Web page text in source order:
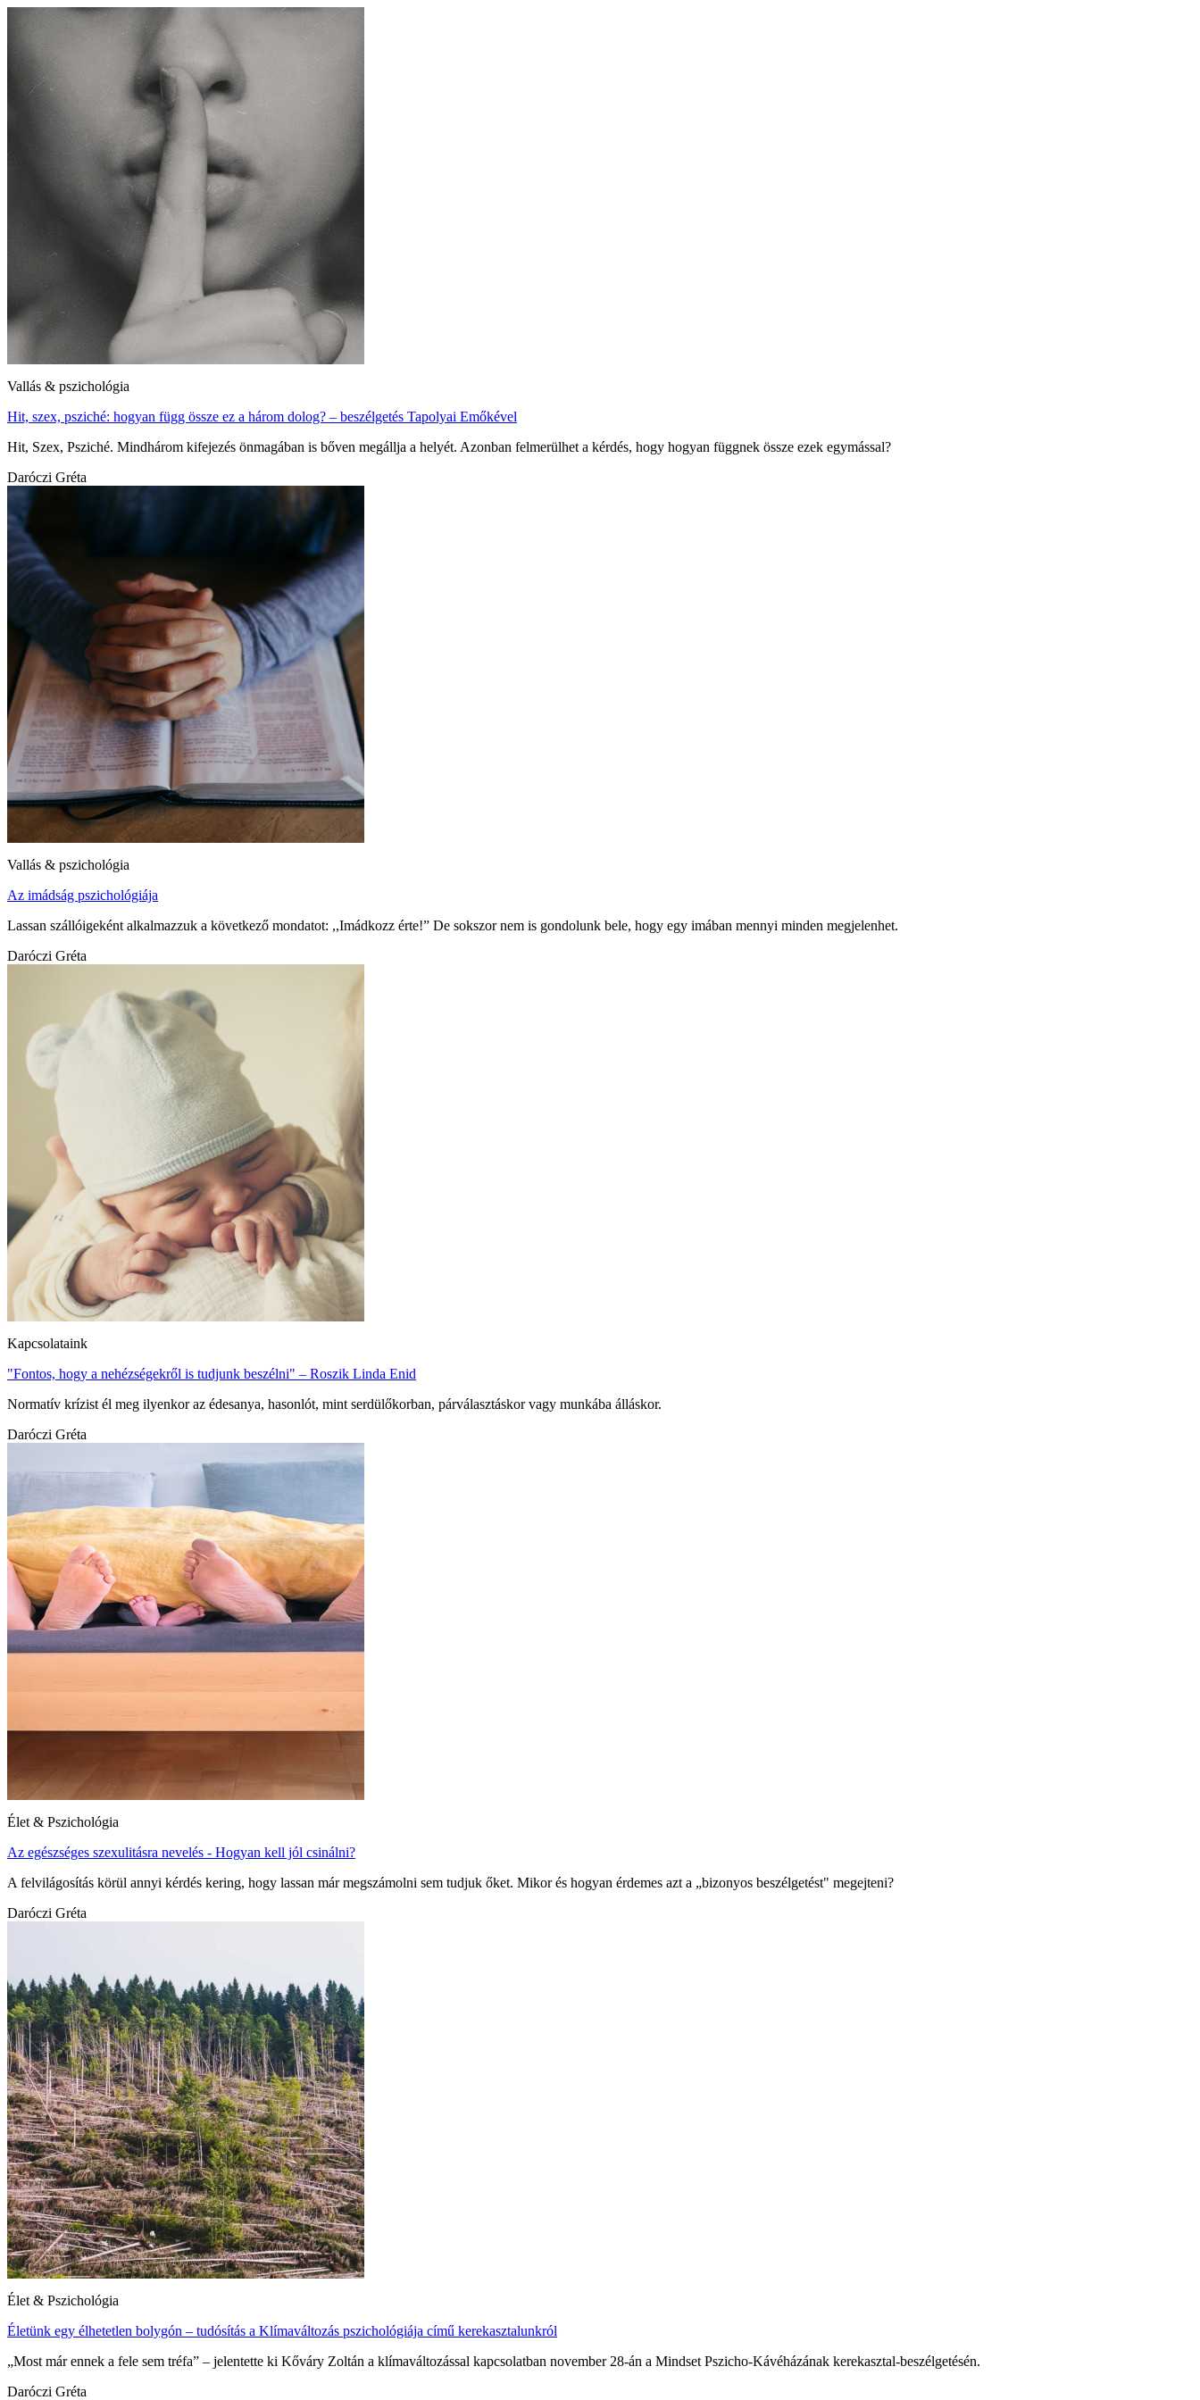
Vallás & pszichológia
Hit, szex, psziché: hogyan függ össze ez a három dolog? – beszélgetés Tapolyai Emőkével
Hit, Szex, Psziché. Mindhárom kifejezés önmagában is bőven megállja a helyét. Azonban felmerülhet a kérdés, hogy hogyan függnek össze ezek egymással?
Daróczi Gréta
Vallás & pszichológia
Az imádság pszichológiája
Lassan szállóigeként alkalmazzuk a következő mondatot: ,,Imádkozz érte!” De sokszor nem is gondolunk bele, hogy egy imában mennyi minden megjelenhet.
Daróczi Gréta
Kapcsolataink
"Fontos, hogy a nehézségekről is tudjunk beszélni" – Roszik Linda Enid
Normatív krízist él meg ilyenkor az édesanya, hasonlót, mint serdülőkorban, párválasztáskor vagy munkába álláskor.
Daróczi Gréta
Élet & Pszichológia
Az egészséges szexulitásra nevelés - Hogyan kell jól csinálni?
A felvilágosítás körül annyi kérdés kering, hogy lassan már megszámolni sem tudjuk őket. Mikor és hogyan érdemes azt a „bizonyos beszélgetést" megejteni?
Daróczi Gréta
Élet & Pszichológia
Életünk egy élhetetlen bolygón – tudósítás a Klímaváltozás pszichológiája című kerekasztalunkról
„Most már ennek a fele sem tréfa” – jelentette ki Kőváry Zoltán a klímaváltozással kapcsolatban november 28-án a Mindset Pszicho-Kávéházának kerekasztal-beszélgetésén.
Daróczi Gréta